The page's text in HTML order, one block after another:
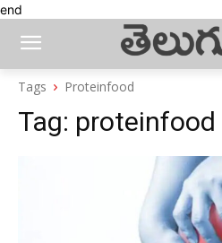
end
Tags Proteinfood
Tag: proteinfood